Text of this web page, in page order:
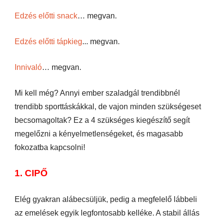
Edzés előtti snack… megvan.
Edzés előtti tápkieg... megvan.
Innivaló… megvan.
Mi kell még? Annyi ember szaladgál trendibbnél
trendibb sporttáskákkal, de vajon minden szükségeset
becsomagoltak? Ez a 4 szükséges kiegészítő segít
megelőzni a kényelmetlenségeket, és magasabb
fokozatba kapcsolni!
1. CIPŐ
Elég gyakran alábecsüljük, pedig a megfelelő lábbeli
az emelések egyik legfontosabb kelléke. A stabil állás